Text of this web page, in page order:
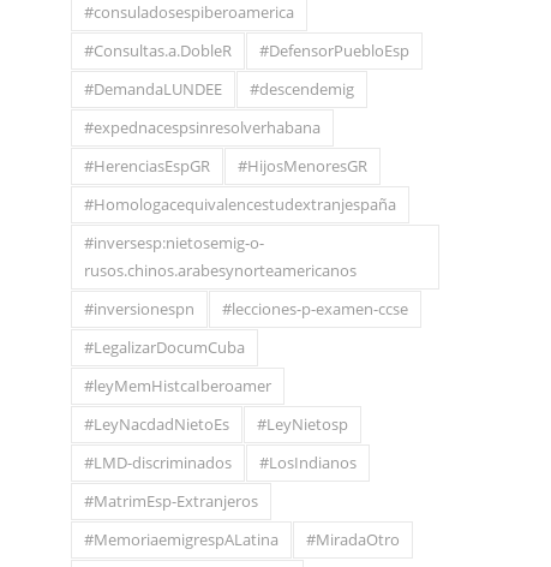
#consuladosespiberoamerica
#Consultas.a.DobleR
#DefensorPuebloEsp
#DemandaLUNDEE
#descendemig
#expednacespsinresolverhabana
#HerenciasEspGR
#HijosMenoresGR
#Homologacequivalencestudextranjespaña
#inversesp:nietosemig-o-
rusos.chinos.arabesynorteamericanos
#inversionespn
#lecciones-p-examen-ccse
#LegalizarDocumCuba
#leyMemHistcaIberoamer
#LeyNacdadNietoEs
#LeyNietosp
#LMD-discriminados
#LosIndianos
#MatrimEsp-Extranjeros
#MemoriaemigrespALatina
#MiradaOtro